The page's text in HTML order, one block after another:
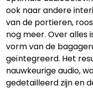
ook naar andere
van de portieren,
nog meer. Over alles
vorm van de
geïntegreerd. Het
nauwkeurige audio,
gedetailleerd zijn en